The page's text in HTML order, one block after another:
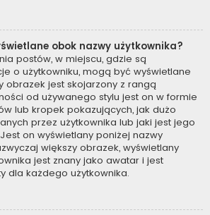
obok nazwy użytkownika?
postów, w miejscu, gdzie są
o użytkowniku, mogą być wyświetlane
obrazek jest skojarzony z rangą
od używanego stylu jest on w formie
lub kropek pokazujących, jak dużo
przez użytkownika lub jaki jest jego
on wyświetlany poniżej nazwy
większy obrazek, wyświetlany
jest znany jako awatar i jest
dla każdego użytkownika.